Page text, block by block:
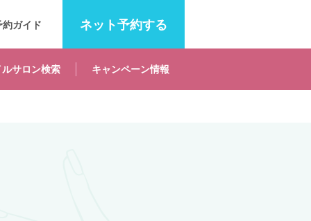
ネット予約する
サロン検索 キャンペーン情報
約ガイド